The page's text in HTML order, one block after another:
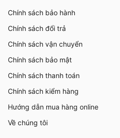
Chính sách bảo hành
Chính sách đổi trả
Chính sách vận chuyển
Chính sách bảo mật
Chính sách thanh toán
Chính sách kiểm hàng
Hướng dẫn mua hàng online
Về chúng tôi